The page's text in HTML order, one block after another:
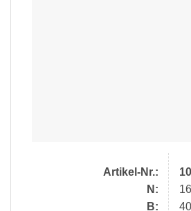
Artikel-Nr.:
N:
B: